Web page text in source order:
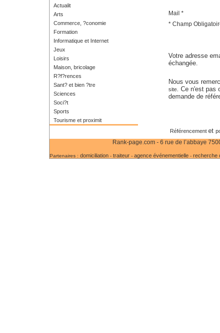
Actualit
Arts
Commerce, ?conomie
Formation
Informatique et Internet
Jeux
Loisirs
Maison, bricolage
R?f?rences
Sant? et bien ?tre
Sciences
Soci?t
Sports
Tourisme et proximit
Mail *
* Champ
Votre adresse
échangée.
Nous vous
site. Ce n'est pas
demande de
Référencement et
Rank-page.com - 6 rue de l’abbaye
Partenaires : domiciliation - traiteur - agence événementielle - recherche